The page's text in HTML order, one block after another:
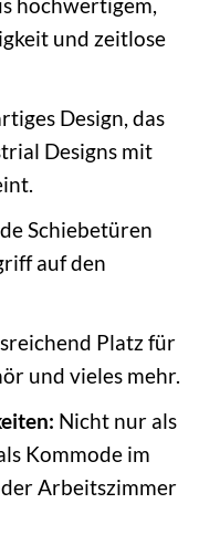
hochwertigem,
und zeitlose
Design, das
Designs mit
Schiebetüren
auf den
Platz für
und vieles mehr.
Nicht nur als
Kommode im
Arbeitszimmer